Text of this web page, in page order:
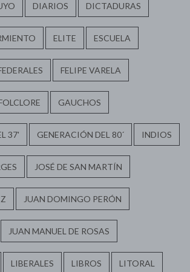
DIARIOS DICTADURAS
ELITE ESCUELA
FELIPE VARELA
GAUCHOS
37' GENERACIÓN DEL 80´ INDIOS
JOSÉ DE SAN MARTÍN
JUAN DOMINGO PERÓN
JUAN MANUEL DE ROSAS
LIBERALES LIBROS LITORAL